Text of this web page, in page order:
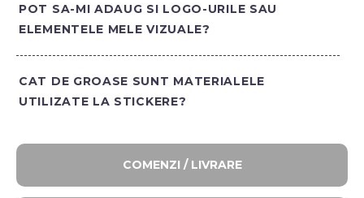
POT SA-MI ADAUG SI LOGO-URILE SAU
ELEMENTELE MELE VIZUALE?
CAT DE GROASE SUNT MATERIALELE
UTILIZATE LA STICKERE?
COMENZI / LIVRARE